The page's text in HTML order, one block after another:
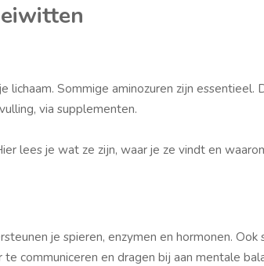
lichaam. Sommige aminozuren zijn essentieel.
via supplementen.
lees je wat ze zijn, waar je ze vindt en
je spieren, enzymen en hormonen. Ook
communiceren en dragen bij aan mentale